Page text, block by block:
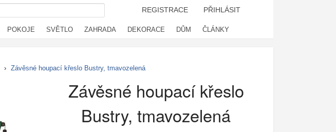
REGISTRACE PŘIHLÁSIT
POKOJE SVĚTLO ZAHRADA DEKORACE DŮM ČLÁNKY
› Závěsné houpací křeslo Bustry, tmavozelená
Závěsné houpací křeslo
Bustry, tmavozelená